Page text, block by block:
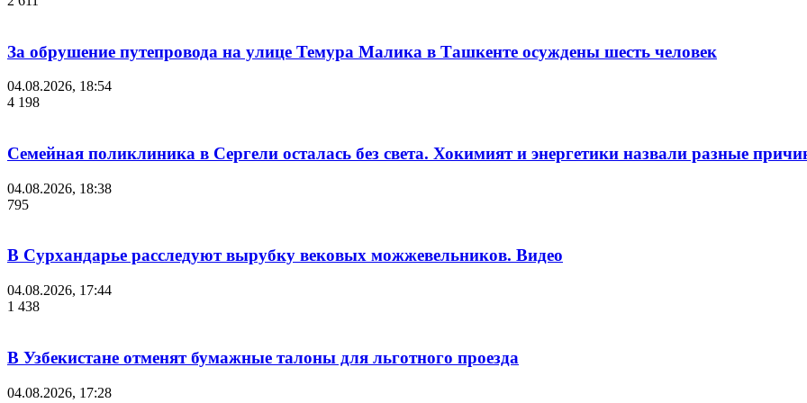
За обрушение путепровода на улице Темура Малика в Ташкенте осуждены шесть человек
04.08.2026, 18:54
4 198
Семейная поликлиника в Сергели осталась без света. Хокимият и энергетики назвали разные
04.08.2026, 18:38
795
В Сурхандарье расследуют вырубку вековых можжевельников. Видео
04.08.2026, 17:44
1 438
В Узбекистане отменят бумажные талоны для льготного проезда
04.08.2026, 17:28